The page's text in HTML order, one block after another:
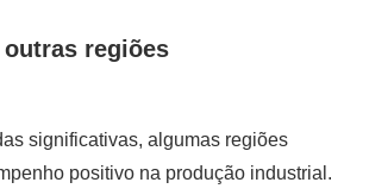
outras regiões
significativas, algumas regiões
positivo na produção industrial.